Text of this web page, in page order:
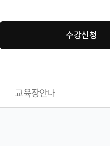
수강신청
교육장안내